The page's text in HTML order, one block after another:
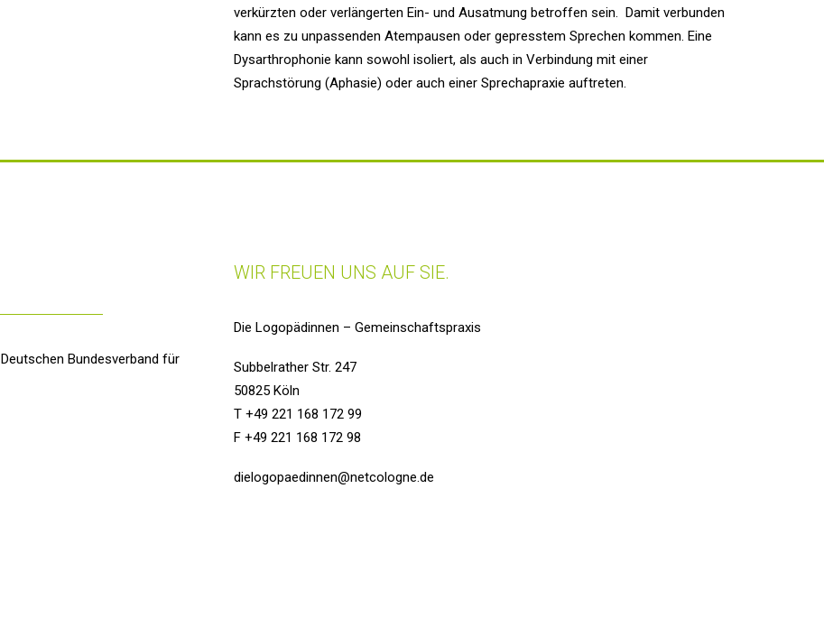
verkürzten oder verlängerten Ein- und Ausatmung betroffen sein. Damit verbunden
kann es zu unpassenden Atempausen oder gepresstem Sprechen kommen. Eine
Dysarthrophonie kann sowohl isoliert, als auch in Verbindung mit einer
Sprachstörung (Aphasie) oder auch einer Sprechapraxie auftreten.
Deutschen Bundesverband für
WIR FREUEN UNS AUF SIE.
Die Logopädinnen – Gemeinschaftspraxis
Subbelrather Str. 247
50825 Köln
T +49 221 168 172 99
F +49 221 168 172 98
dielogopaedinnen@netcologne.de